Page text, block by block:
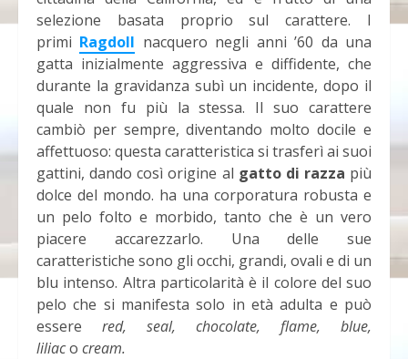
selezione basata proprio sul carattere. I
primi Ragdoll nacquero negli anni ’60 da una
gatta inizialmente aggressiva e diffidente, che
durante la gravidanza subì un incidente, dopo il
quale non fu più la stessa. Il suo carattere
cambiò per sempre, diventando molto docile e
affettuoso: questa caratteristica si trasferì ai suoi
gattini, dando così origine al gatto di razza più
dolce del mondo. ha una corporatura robusta e
un pelo folto e morbido, tanto che è un vero
piacere accarezzarlo. Una delle sue
caratteristiche sono gli occhi, grandi, ovali e di un
blu intenso. Altra particolarità è il colore del suo
pelo che si manifesta solo in età adulta e può
essere red, seal, chocolate, flame, blue,
liliaco cream.